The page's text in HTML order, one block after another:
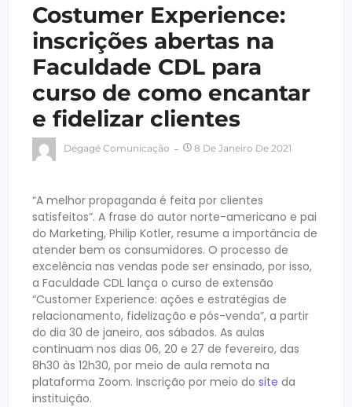
Costumer Experience:
inscrições abertas na
Faculdade CDL para
curso de como encantar
e fidelizar clientes
Dégagé Comunicação 8 De Janeiro De 2021
“A melhor propaganda é feita por clientes
satisfeitos”. A frase do autor norte-americano e pai
do Marketing, Philip Kotler, resume a importância de
atender bem os consumidores. O processo de
excelência nas vendas pode ser ensinado, por isso,
a Faculdade CDL lança o curso de extensão
“Customer Experience: ações e estratégias de
relacionamento, fidelização e pós-venda”, a partir
do dia 30 de janeiro, aos sábados. As aulas
continuam nos dias 06, 20 e 27 de fevereiro, das
8h30 às 12h30, por meio de aula remota na
plataforma Zoom. Inscrição por meio do site da
instituição.